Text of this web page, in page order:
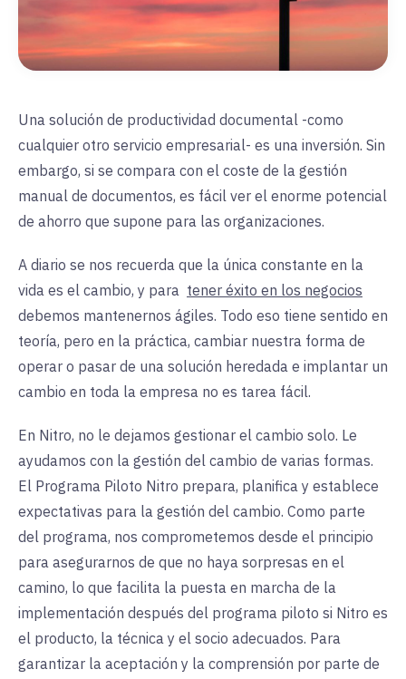
Una solución de productividad documental -como
cualquier otro servicio empresarial- es una inversión. Sin
embargo, si se compara con el coste de la gestión
manual de documentos, es fácil ver el enorme potencial
de ahorro que supone para las organizaciones.
A diario se nos recuerda que la única constante en la
vida es el cambio, y para tener éxito en los negocios
debemos mantenernos ágiles. Todo eso tiene sentido en
teoría, pero en la práctica, cambiar nuestra forma de
operar o pasar de una solución heredada e implantar un
cambio en toda la empresa no es tarea fácil.
En Nitro, no le dejamos gestionar el cambio solo. Le
ayudamos con la gestión del cambio de varias formas.
El Programa Piloto Nitro prepara, planifica y establece
expectativas para la gestión del cambio. Como parte
del programa, nos comprometemos desde el principio
para asegurarnos de que no haya sorpresas en el
camino, lo que facilita la puesta en marcha de la
implementación después del programa piloto si Nitro es
el producto, la técnica y el socio adecuados. Para
garantizar la aceptación y la comprensión por parte de